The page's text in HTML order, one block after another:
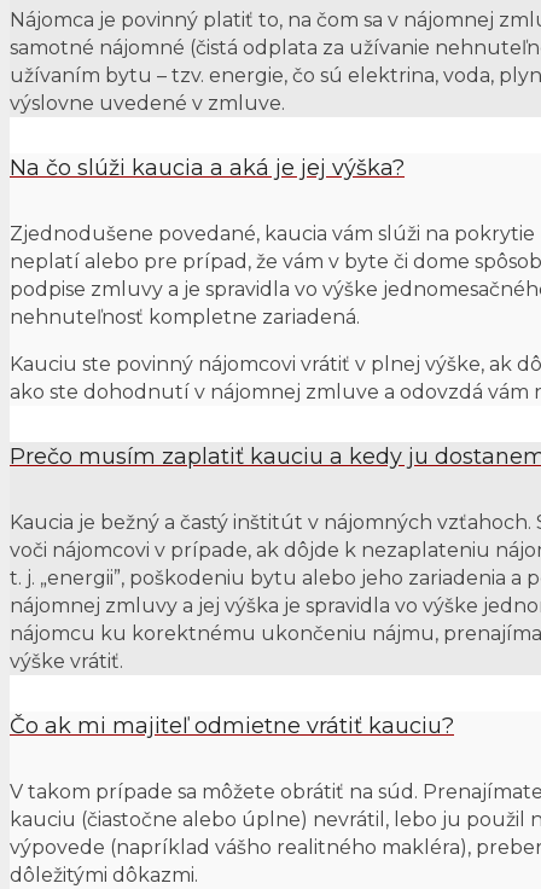
Nájomca je povinný platiť to, na čom sa v nájomnej
samotné nájomné (čistá odplata za užívanie
užívaním bytu – tzv. energie, čo sú elektrina, voda,
výslovne uvedené v zmluve.
Na čo slúži kaucia a aká je jej výška?
Zjednodušene povedané, kaucia vám slúži na
neplatí alebo pre prípad, že vám v byte či dome
podpise zmluvy a je spravidla vo výške
nehnuteľnosť kompletne zariadená.
Kauciu ste povinný nájomcovi vrátiť v plnej výške, ak
ako ste dohodnutí v nájomnej zmluve a odovzdá vám
Prečo musím zaplatiť kauciu a kedy ju
Kaucia je bežný a častý inštitút v nájomných
voči nájomcovi v prípade, ak dôjde k nezaplateniu
t. j. „energii”, poškodeniu bytu alebo jeho zariadenia a
nájomnej zmluvy a jej výška je spravidla vo výške
nájomcu ku korektnému ukončeniu nájmu,
výške vrátiť.
Čo ak mi majiteľ odmietne vrátiť kauciu?
V takom prípade sa môžete obrátiť na súd.
kauciu (čiastočne alebo úplne) nevrátil, lebo ju použil
výpovede (napríklad vášho realitného makléra),
dôležitými dôkazmi.